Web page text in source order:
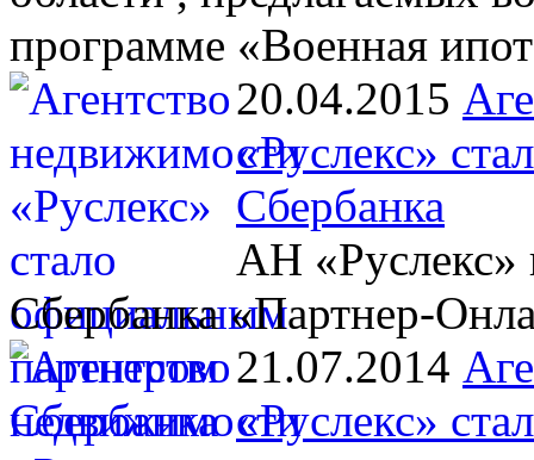
программе «Военная
20.04.2015
«Руслекс»
Сбербанка
АН «Руслекс»
Сбербанка «Партнер-
21.07.2014
«Руслекс»